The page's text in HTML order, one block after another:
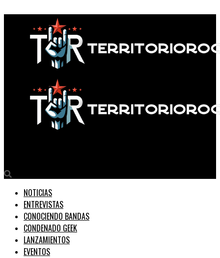
NOTICIAS
ENTREVISTAS
CONOCIENDO BANDAS
CONDENADO GEEK
LANZAMIENTOS
EVENTOS